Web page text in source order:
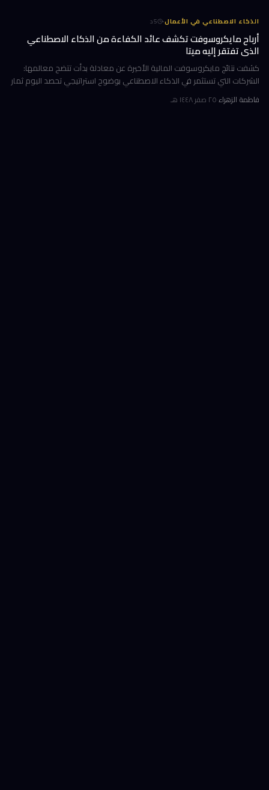
الذكاء الاصطناعي في الأعمال·
5د
أرباح مايكروسوفت تكشف عائد الكفاءة من الذكاء الاصطناعي
الذي تفتقر إليه ميتا
كشفت نتائج مايكروسوفت المالية الأخيرة عن معادلة بدأت تتضح معالمها:
الشركات التي تستثمر في الذكاء الاصطناعي بوضوح استراتيجي تحصد اليوم ثمار
الكفاءة وخفض التكاليف، بينما تتعثر أخرى في تحويل إنفاقها الضخ
فاطمة الزهراء·٢٥ صفر ١٤٤٨ هـ